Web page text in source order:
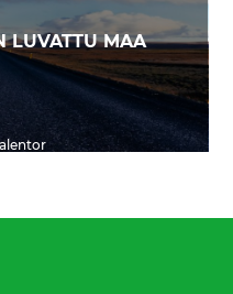
LUVATTU MAA